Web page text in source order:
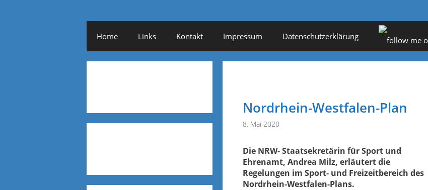
Home Links Kontakt Impressum Datenschutzerklärung
Nordrhein-Westfalen-Plan
8. Mai 2020
Die NRW- Staatsekretärin für Sport und
Ehrenamt, Andrea Milz, erläutert die
Regelungen im Sport- und Freizeitbereich des
Nordrhein-Westfalen-Plans.